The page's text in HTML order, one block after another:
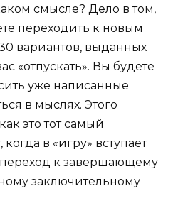
смысле? Дело в том,
переходить к новым
вариантов, выданных
«отпускать». Вы будете
уже написанные
в мыслях. Этого
это тот самый
в «игру» вступает
к завершающему
заключительному